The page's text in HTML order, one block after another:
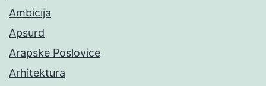
Ambicija
Apsurd
Arapske Poslovice
Arhitektura